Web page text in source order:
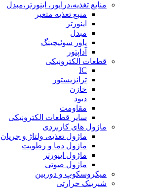
منابع تغذیه،درایور، اینورتر،مبدل
منبع تغذیه متغیر
اینورتر
مبدل
پاور سوئیچینگ
آداپتور
قطعات الکترونیکی
IC
ترانزیستور
خازن
دیود
مقاومت
سایر قطعات الکترونیکی
ماژول های کاربردی
ماژول تغذیه، ولتاژ و جریان
ماژول دما و رطوبت
ماژول اینورتر
ماژول صوتی
میکروسکوپ و دوربین
شیرینک حرارتی